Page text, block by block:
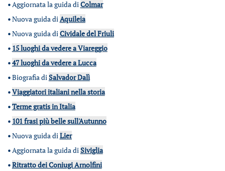
•Aggiornata la guida diColmar
•Nuova guida diAquileia
•Nuova guida diCividale del Friuli
• 15 luoghi da vedere a Viareggio
•47 luoghi da vedere a Lucca
•Biografia diSalvador Dalì
•Viaggiatori italiani nella storia
•Terme gratis in Italia
• 101 frasi più belle sull'Autunno
•Nuova guida diLier
•Aggiornata la guida diSiviglia
•Ritratto dei Coniugi Arnolfini